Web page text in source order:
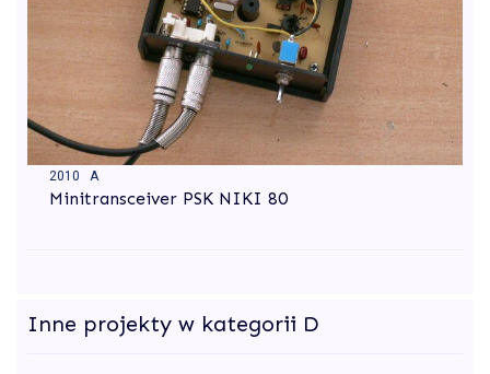
2010 A
Minitransceiver PSK NIKI 80
Inne projekty w kategorii D